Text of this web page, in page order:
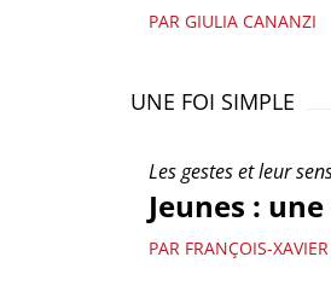
PAR GIULIA CANANZI
UNE FOI SIMPLE
Les gestes et leur
Jeunes :
PAR FRANÇOIS-